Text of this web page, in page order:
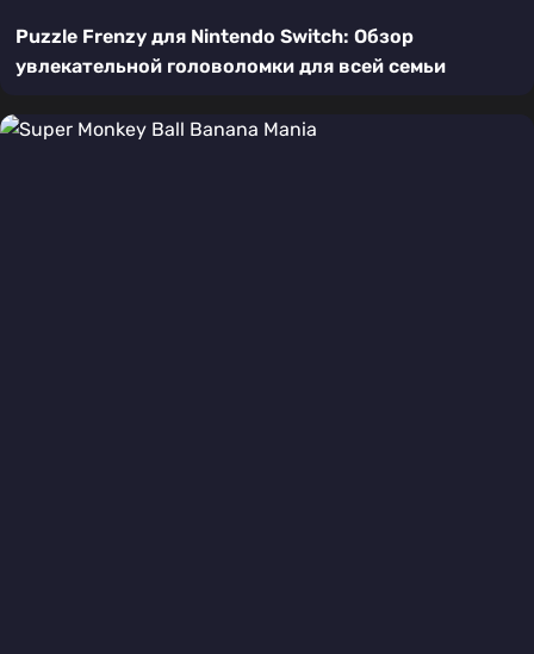
Puzzle Frenzy для Nintendo Switch: Обзор
увлекательной головоломки для всей семьи